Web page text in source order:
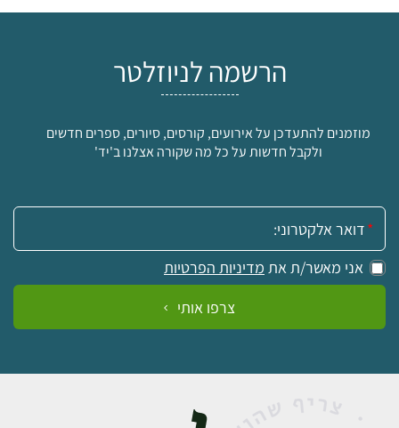
הרשמה לניוזלטר
מוזמנים להתעדכן על אירועים, קורסים, סיורים, ספרים חדשים
ולקבל חדשות על כל מה שקורה אצלנו ב'יד'
אימייל:
אני מאשר/ת את מדיניות הפרטיות
צרפו אותי